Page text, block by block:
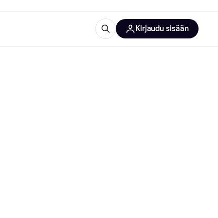
Kirjaudu sisään